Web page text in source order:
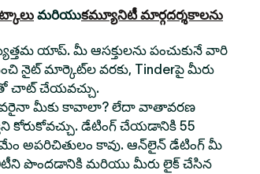
మరియుకమ్యూనిటీ మార్గదర్శకాలను
యాప్. మీ ఆసక్తులను పంచుకునే వారి
నైట్ మార్కెట్‌ల వరకు, Tinderపై మీరు
చాట్ చేయవచ్చు.
మీకు కావాలా? లేదా వాతావరణ
కోరుకోవచ్చు. డేటింగ్ చేయడానికి 55
అపరిచితులం కావు. ఆన్‌లైన్ డేటింగ్ మీ
పొందడానికి మరియు మీరు లైక్ చేసిన